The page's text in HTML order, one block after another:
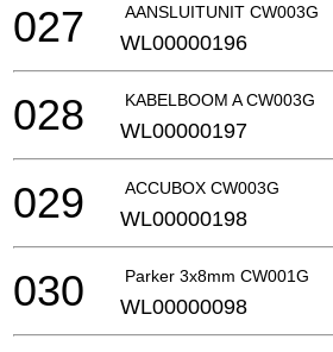
AANSLUITUNIT CW003G
027 WL00000196
KABELBOOM A CW003G
028 WL00000197
ACCUBOX CW003G
029 WL00000198
Parker 3x8mm CW001G
030 WL00000098